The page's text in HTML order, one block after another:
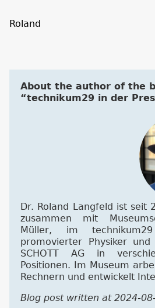
Roland
About the author of the
“technikum29 in der
Dr. Roland Langfeld ist seit
zusammen mit
Müller, im
promovierter Physiker
SCHOTT AG in
Positionen. Im Museum
Rechnern und entwickelt
Blog post written at 2024-